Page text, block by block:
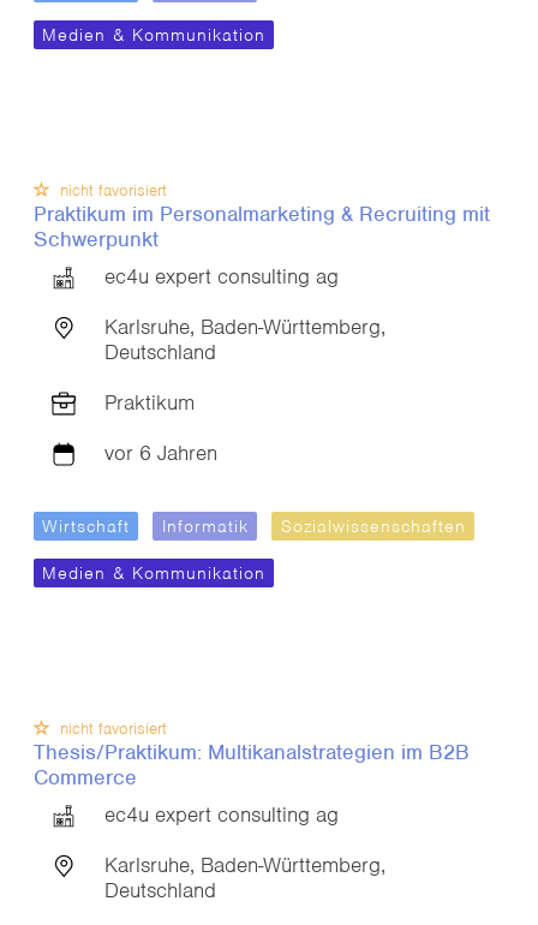
Medien & Kommunikation
nicht favorisiert
Praktikum im Personalmarketing & Recruiting mit
Schwerpunkt
ec4u expert consulting ag
Karlsruhe, Baden-Württemberg,
Deutschland
Praktikum
vor 6 Jahren
Wirtschaft Informatik Sozialwissenschaften
Medien & Kommunikation
nicht favorisiert
Thesis/Praktikum: Multikanalstrategien im B2B
Commerce
ec4u expert consulting ag
Karlsruhe, Baden-Württemberg,
Deutschland